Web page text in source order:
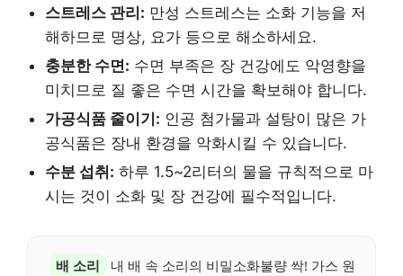
스트레스 관리: 만성 스트레스는 소화 기능을 저
해하므로 명상, 요가 등으로 해소하세요.
충분한 수면: 수면 부족은 장 건강에도 악영향을
미치므로 질 좋은 수면 시간을 확보해야 합니다.
가공식품 줄이기: 인공 첨가물과 설탕이 많은 가
공식품은 장내 환경을 악화시킬 수 있습니다.
수분 섭취: 하루 1.5~2리터의 물을 규칙적으로 마
시는 것이 소화 및 장 건강에 필수적입니다.
배 소리
내 배 속 소리의 비밀소화불량 싹! 가스 원